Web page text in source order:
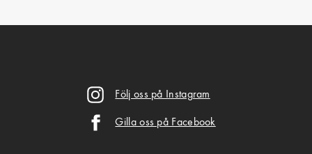
Följ oss på Instagram
Gilla oss på Facebook